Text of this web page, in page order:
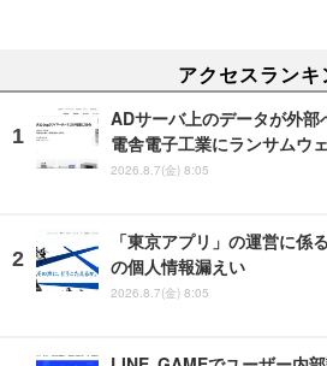
アクセスランキ
ADサーバ上のデータが外
電舎電子工業にランサムウ
2026.8.7(金) 8:05
「東京アプリ」の運営に係
の個人情報漏えい
2026.8.7(金) 8:05